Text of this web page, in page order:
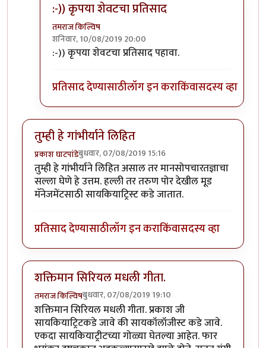
:-)) कृपया शेवटचा प्रतिसाद
तमराज किल्विष
शनिवार, 10/08/2019 20:00
In reply toगीता मला फार आवडायची. खूप
:-)) कृपया शेवटचा प्रतिसाद पहावा.
प्रतिसाद देण्यासाठीलॉग इन कराकिंवासदस्य व्हा
तुम्ही हे गांभीर्याने लिहित
प्रकाश घाटपांडेबुधवार, 07/08/2019 15:16
तुम्ही हे गांभीर्याने लिहित असाल तर मानसोपचारतज्ञाचा
सल्ला घेणे हे उत्तम. हल्ली तर तरुण पोर देखील मूड
मॅनेजमेंटसाठी सायकियाट्रिस्ट कडे जातात.
प्रतिसाद देण्यासाठीलॉग इन कराकिंवासदस्य व्हा
शक्तिमान सिरियल मधली गीता.
तमराज किल्विषबुधवार, 07/08/2019 19:10
शक्तिमान सिरियल मधली गीता. प्रकाश जी
सायकियाट्रिटकडे जावे की सायकॉलॉजीस्ट कडे जावे.
एकदा सायकियाट्रीटच्या गोळ्या घेतल्या आहेत. फार